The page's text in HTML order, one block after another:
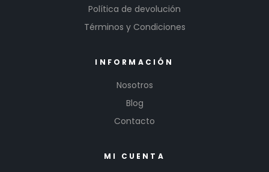
Política de devolución
Términos y Condiciones
INFORMACIÓN
Nosotros
Blog
Contacto
MI CUENTA